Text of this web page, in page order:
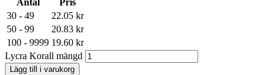
Antal
Pris
30 - 49
22.05 kr
50 - 99
20.83 kr
100 - 9999 19.60 kr
Lycra Korall mängd
Lägg till i varukorg